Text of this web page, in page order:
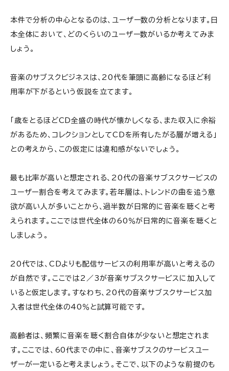
本件で分析の中心となるのは、ユーザー数の分析となります。日
本全体において、どのくらいのユーザー数がいるか考えてみま
しょう。
音楽のサブスクビジネスは、20代を筆頭に高齢になるほど利
用率が下がるという仮説を立てます。
「歳をとるほどCD全盛の時代が懐かしくなる、また収入に余裕
があるため、コレクションとしてCDを所有したがる層が増える」
との考えから、この仮定には違和感がないでしょう。
最も比率が高いと想定される、20代の音楽サブスクサービスの
ユーザー割合を考えてみます。若年層は、トレンドの曲を追う意
欲が高い人が多いことから、過半数が日常的に音楽を聴くと考
えられます。ここでは世代全体の60％が日常的に音楽を聴くと
しましょう。
20代では、CDよりも配信サービスの利用率が高いと考えるの
が自然です。ここでは2／3が音楽サブスクサービスに加入して
いると仮定します。すなわち、20代の音楽サブスクサービス加
入者は世代全体の40％と試算可能です。
高齢者は、頻繁に音楽を聴く割合自体が少ないと想定されま
す。ここでは、60代までの中に、音楽サブスクのサービスユー
ザーが一定いると考えましょう。そこで、以下のような前提のも